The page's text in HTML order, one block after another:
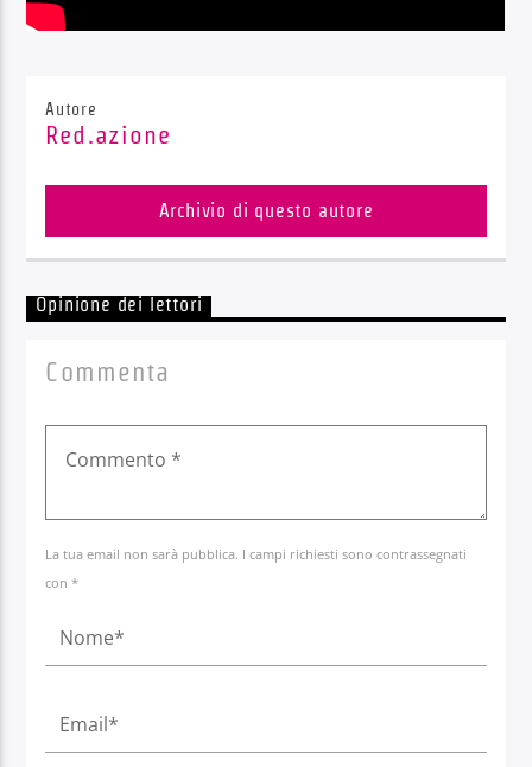
Autore
Red.azione
Archivio di questo autore
Opinione dei lettori
Commenta
La tua email non sarà pubblica. I campi richiesti sono contrassegnati
con *